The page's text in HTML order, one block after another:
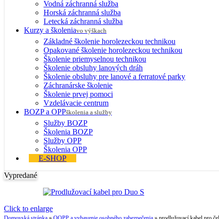
Vodná záchranná služba
Horská záchranná služba
Letecká záchranná služba
Kurzy a školeniavo výškach
Základné školenie horolezeckou technikou
Opakované školenie horolezeckou technikou
Školenie priemyselnou technikou
Školenie obsluhy lanových dráh
Školenie obsluhy pre lanové a ferratové parky
Záchranárske školenie
Školenie prvej pomoci
Vzdelávacie centrum
BOZP a OPPškolenia a služby
Služby BOZP
Školenia BOZP
Služby OPP
Školenia OPP
E-SHOP
Vypredané
Click to enlarge